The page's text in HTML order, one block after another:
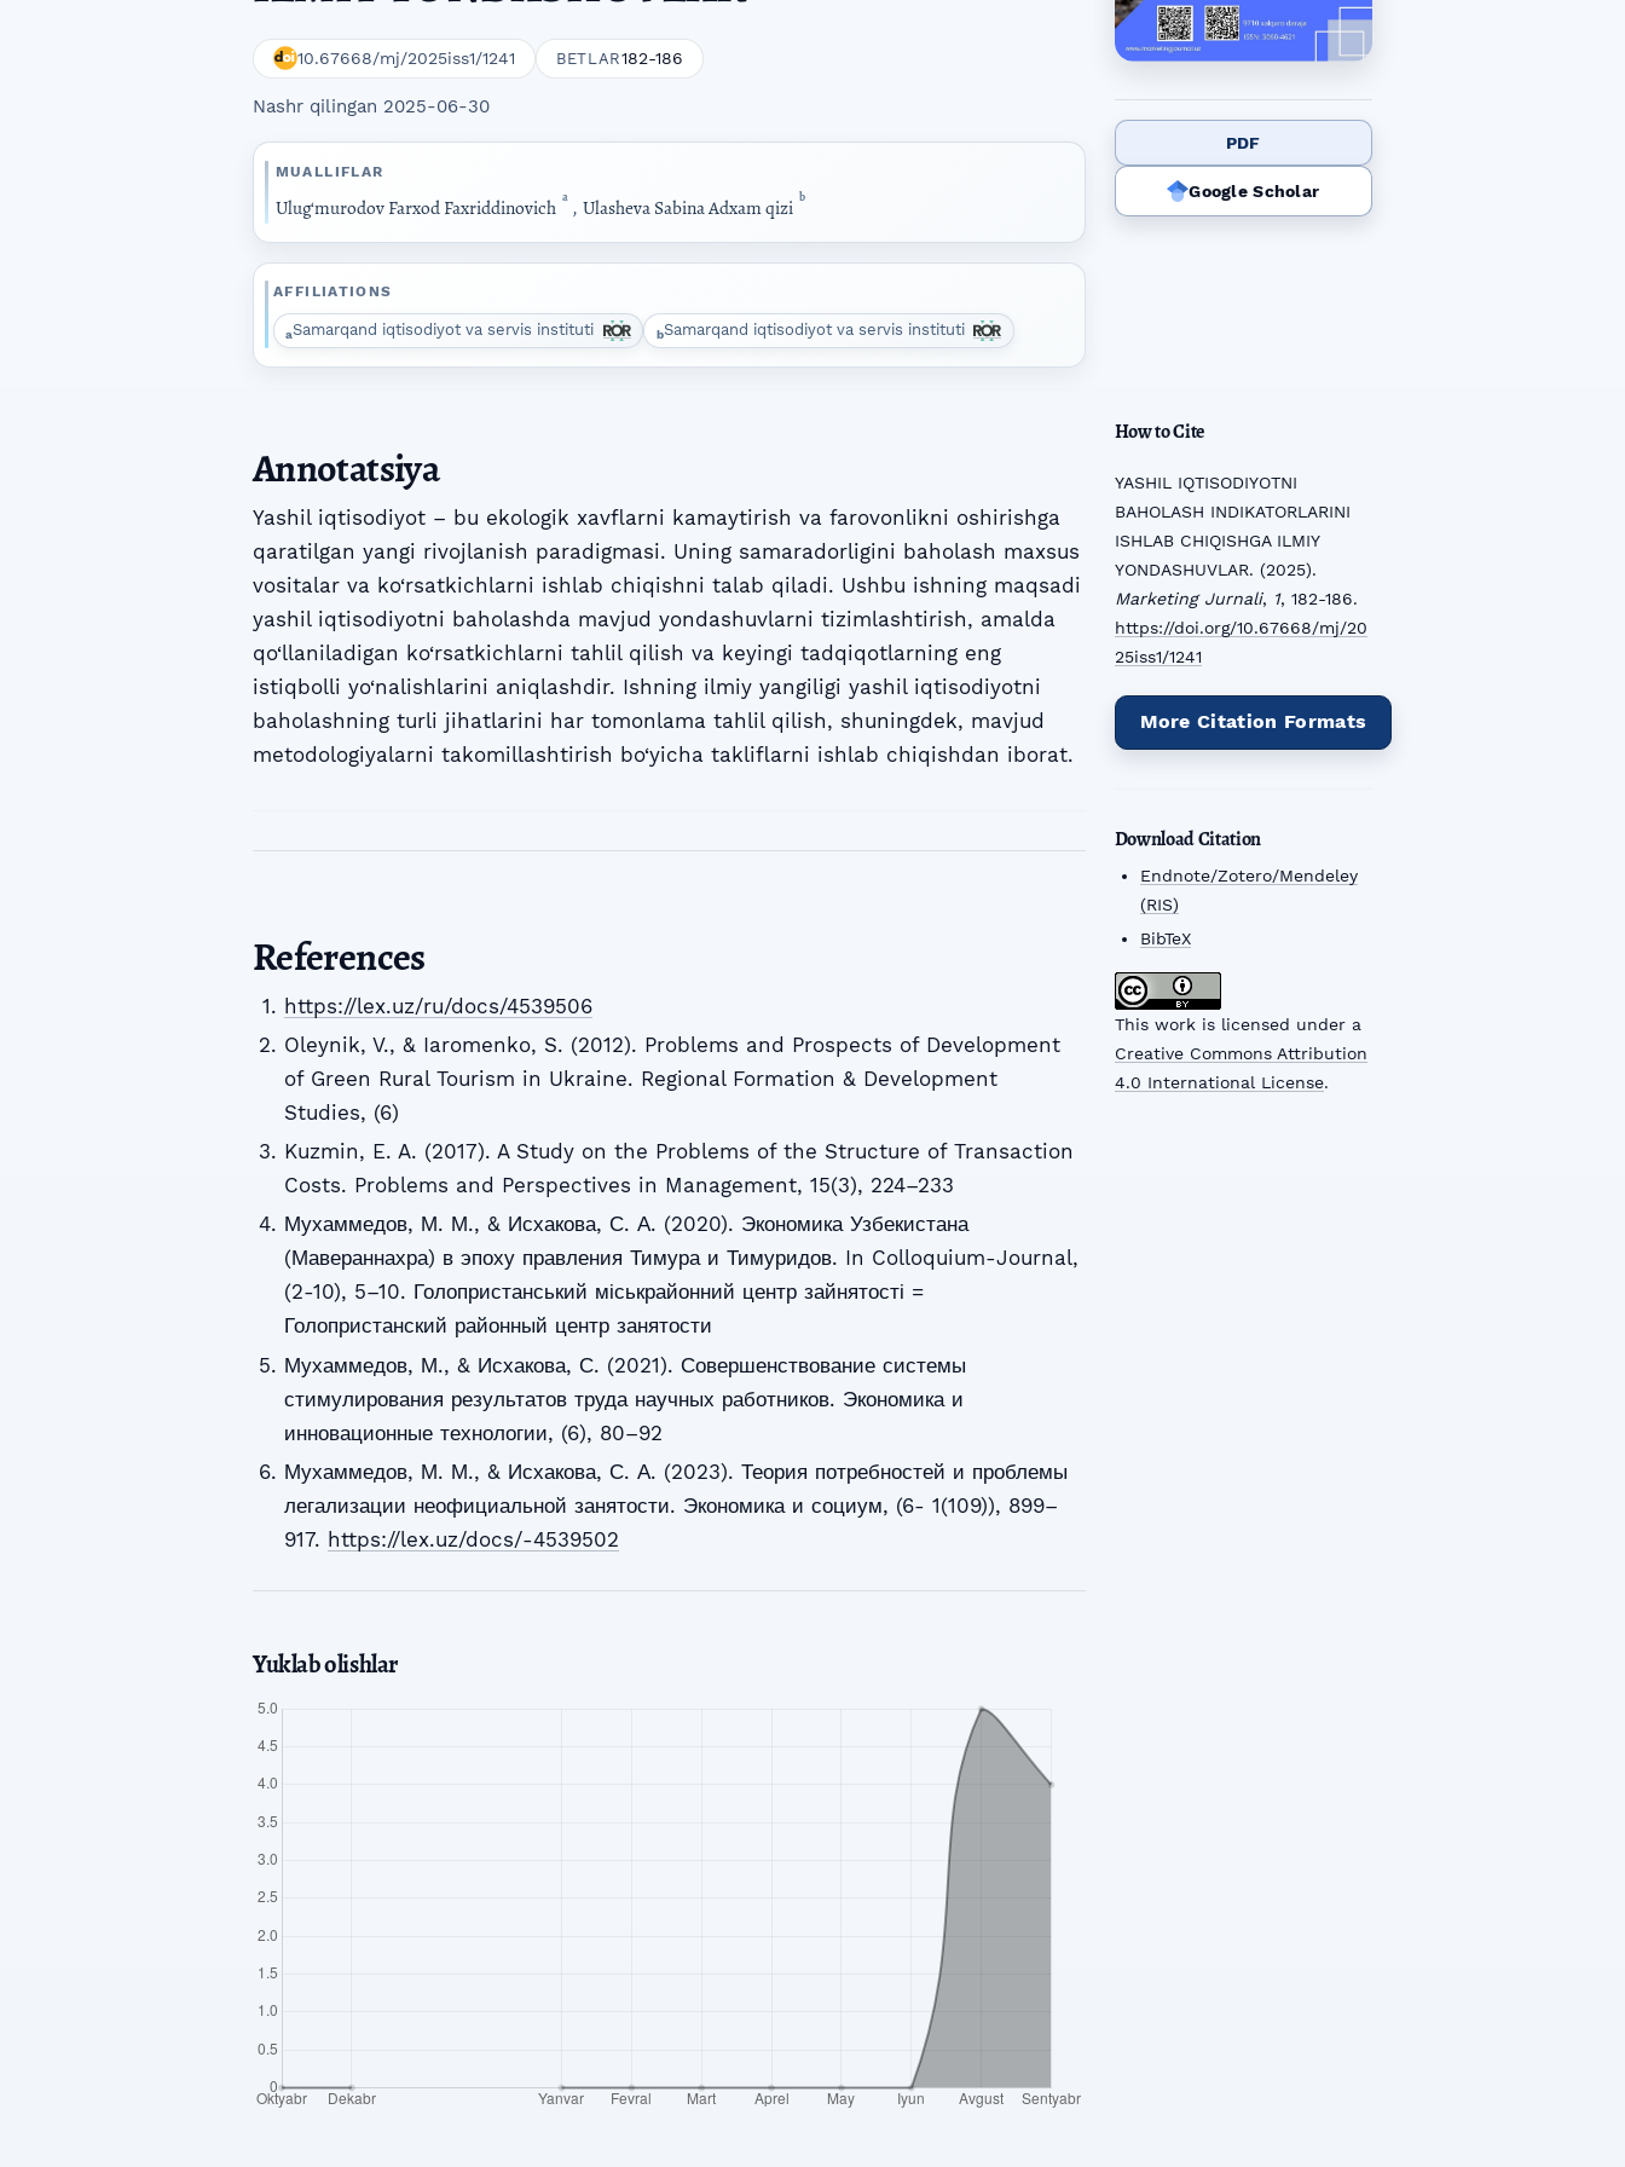
10.67668/mj/2025iss1/1241 BETLAR182-186
Nashr qilingan 2025-06-30
MUALLIFLAR
Ulug‘murodov Farxod Faxriddinovich a , Ulasheva Sabina Adxam qizi b
AFFILIATIONS
aSamarqand iqtisodiyot va servis instituti bSamarqand iqtisodiyot va servis instituti
PDF
Google Scholar
How to Cite
YASHIL IQTISODIYOTNI
BAHOLASH INDIKATORLARINI
ISHLAB CHIQISHGA ILMIY
YONDASHUVLAR. (2025).
Marketing Jurnali, 1, 182-186.
https://doi.org/10.67668/mj/20
25iss1/1241
More Citation Formats
Download Citation
Endnote/Zotero/Mendeley
(RIS)
BibTeX
This work is licensed under a
Creative Commons Attribution
4.0 International License.
Annotatsiya
Yashil iqtisodiyot – bu ekologik xavflarni kamaytirish va farovonlikni oshirishga
qaratilgan yangi rivojlanish paradigmasi. Uning samaradorligini baholash maxsus
vositalar va ko‘rsatkichlarni ishlab chiqishni talab qiladi. Ushbu ishning maqsadi
yashil iqtisodiyotni baholashda mavjud yondashuvlarni tizimlashtirish, amalda
qo‘llaniladigan ko‘rsatkichlarni tahlil qilish va keyingi tadqiqotlarning eng
istiqbolli yo‘nalishlarini aniqlashdir. Ishning ilmiy yangiligi yashil iqtisodiyotni
baholashning turli jihatlarini har tomonlama tahlil qilish, shuningdek, mavjud
metodologiyalarni takomillashtirish bo‘yicha takliflarni ishlab chiqishdan iborat.
References
https://lex.uz/ru/docs/4539506
Oleynik, V., & Iaromenko, S. (2012). Problems and Prospects of Development
of Green Rural Tourism in Ukraine. Regional Formation & Development
Studies, (6)
Kuzmin, E. A. (2017). A Study on the Problems of the Structure of Transaction
Costs. Problems and Perspectives in Management, 15(3), 224–233
Мухаммедов, М. М., & Исхакова, С. А. (2020). Экономика Узбекистана
(Мавераннахра) в эпоху правления Тимура и Тимуридов. In Colloquium-Journal,
(2-10), 5–10. Голопристанський міськрайонний центр зайнятості =
Голопристанский районный центр занятости
Мухаммедов, М., & Исхакова, С. (2021). Совершенствование системы
стимулирования результатов труда научных работников. Экономика и
инновационные технологии, (6), 80–92
Мухаммедов, М. М., & Исхакова, С. А. (2023). Теория потребностей и проблемы
легализации неофициальной занятости. Экономика и социум, (6- 1(109)), 899–
917. https://lex.uz/docs/-4539502
Yuklab olishlar